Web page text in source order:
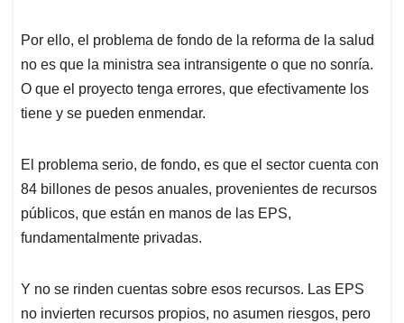
Por ello, el problema de fondo de la reforma de la salud
no es que la ministra sea intransigente o que no sonría.
O que el proyecto tenga errores, que efectivamente los
tiene y se pueden enmendar.
El problema serio, de fondo, es que el sector cuenta con
84 billones de pesos anuales, provenientes de recursos
públicos, que están en manos de las EPS,
fundamentalmente privadas.
Y no se rinden cuentas sobre esos recursos. Las EPS
no invierten recursos propios, no asumen riesgos, pero